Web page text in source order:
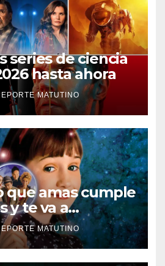
series de ciencia
hasta ahora
MATUTINO
que amas cumple
y te va a
su enorme
el cine
MATUTINO